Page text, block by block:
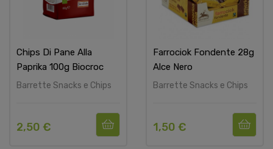
Chips Di Pane Alla
Paprika 100g Biocroc
Barrette Snacks e Chips
2,50 €
Farrociok Fondente 28g
Alce Nero
Barrette Snacks e Chips
1,50 €